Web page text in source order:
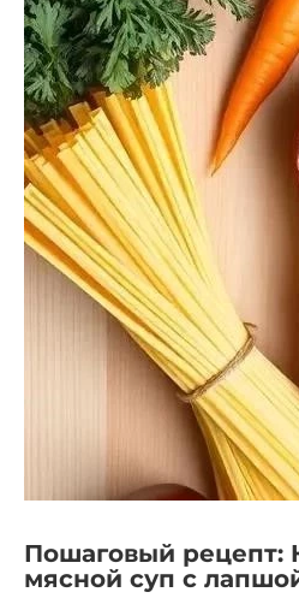
Пошаговый рецепт:
мясной суп с